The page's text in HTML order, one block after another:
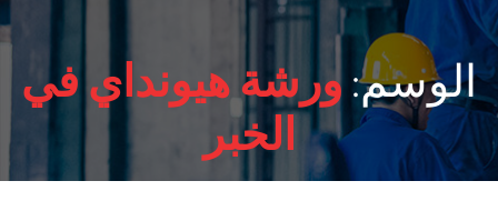
الوسم: ورشة هيونداي في
الخبر